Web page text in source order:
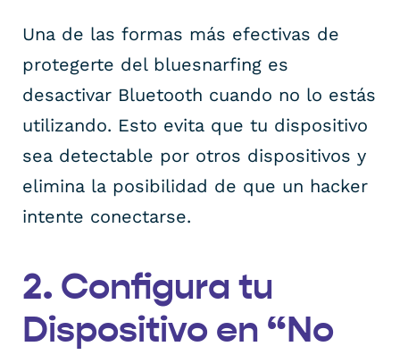
Una de las formas más efectivas de
protegerte del bluesnarfing es
desactivar Bluetooth cuando no lo estás
utilizando. Esto evita que tu dispositivo
sea detectable por otros dispositivos y
elimina la posibilidad de que un hacker
intente conectarse.
2. Configura tu
Dispositivo en “No